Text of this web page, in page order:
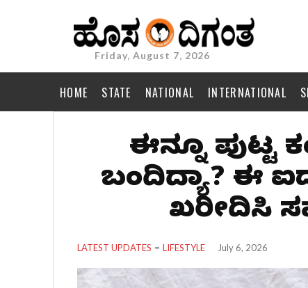
Friday, August 7, 2026
HOME STATE NATIONAL INTERNATIONAL
ಈಗಿನ್ನೂ
ಬಂದಿದ್ಯಾ? ಈ
ಖರೀದಿಸಿ
LATEST UPDATES LIFESTYLE July 6, 2026